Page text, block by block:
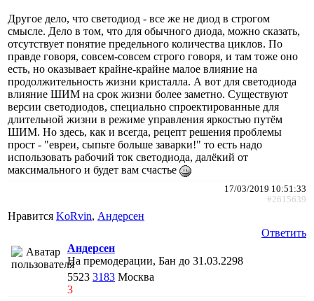
Другое дело, что светодиод - все же не диод в строгом
смысле. Дело в том, что для обычного диода, можно сказать,
отсутствует понятие предельного количества циклов. По
правде говоря, совсем-совсем строго говоря, и там тоже оно
есть, но оказывает крайне-крайне малое влияние на
продолжительность жизни кристалла. А вот для светодиода
влияние ШИМ на срок жизни более заметно. Существуют
версии светодиодов, специально спроектированные для
длительной жизни в режиме управления яркостью путём
ШИМ. Но здесь, как и всегда, рецепт решения проблемы
прост - "евреи, сыпьте больше заварки!" то есть надо
использовать рабочий ток светодиода, далёкий от
максимального и будет вам счастье
17/03/2019 10:51:33
#2615639
Нравится KoRvin, Андерсен
Ответить
Андерсен
На премодерации, Бан до 31.03.2298
5523 3183 Москва
3